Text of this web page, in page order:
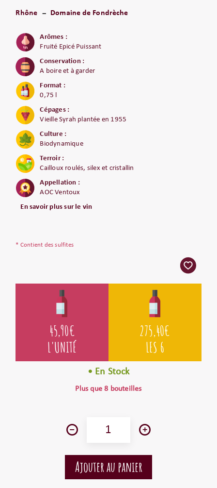
Rhône Domaine de Fondrèche
Arômes :
Fruité Epicé Puissant
Conservation :
A boire et à garder
Format :
0,75 l
Cépages :
Vieille Syrah plantée en 1955
Culture :
Biodynamique
Terroir :
Cailloux roulés, silex et cristallin
Appellation :
AOC Ventoux
En savoir plus sur le vin
* Contient des sulfites
45,90€
L'UNITÉ
275,40€
LES 6
• En Stock
Plus que 8 bouteilles